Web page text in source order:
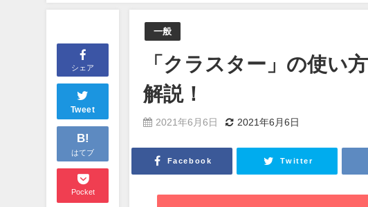
シェア
Tweet
B!
はてブ
Pocket
一般
「クラスター」の使い
解説！
2021年6月6日 2021年6月6日
Facebook Twitter